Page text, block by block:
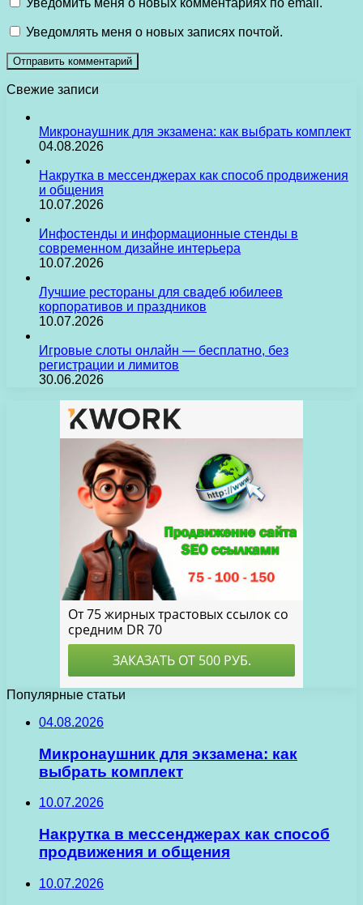
Уведомлять меня о новых записях почтой.
Свежие записи
Микронаушник для экзамена: как выбрать комплект
04.08.2026
Накрутка в мессенджерах как способ продвижения
и общения
10.07.2026
Инфостенды и информационные стенды в
современном дизайне интерьера
10.07.2026
Лучшие рестораны для свадеб юбилеев
корпоративов и праздников
10.07.2026
Игровые слоты онлайн — бесплатно, без
регистрации и лимитов
30.06.2026
Популярные статьи
04.08.2026
Микронаушник для экзамена: как
выбрать комплект
10.07.2026
Накрутка в мессенджерах как способ
продвижения и общения
10.07.2026